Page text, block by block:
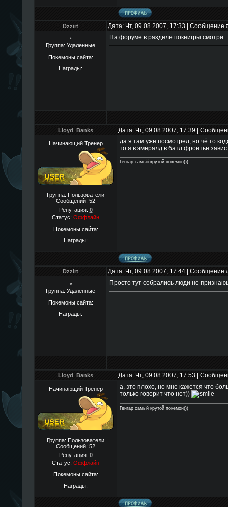
Dzzirt Дата: Чт, 09.08.2007, 17:33 | Сообщение
*
Группа: Удаленные
Покемоны сайта:
Награды:
На форуме в разделе покеигры смотри.
Lloyd_Banks Дата: Чт, 09.08.2007, 17:39 |
Начинающий Тренер
Группа: Пользователи
Сообщений: 52
Репутация: 0
Статус: Оффлайн
Покемоны сайта:
Награды:
да я там уже посмотрел, но чё то
то я в эмералд в батл фронтье завис
Генгар самый крутой покемон)))
Dzzirt Дата: Чт, 09.08.2007, 17:44 | Сообщение
*
Группа: Удаленные
Покемоны сайта:
Награды:
Просто тут собрались люди не
Lloyd_Banks Дата: Чт, 09.08.2007, 17:53 |
Начинающий Тренер
Группа: Пользователи
Сообщений: 52
Репутация: 0
Статус: Оффлайн
Покемоны сайта:
Награды:
а, это плохо, но мне кажется что
только говорит что нет))
Генгар самый крутой покемон)))